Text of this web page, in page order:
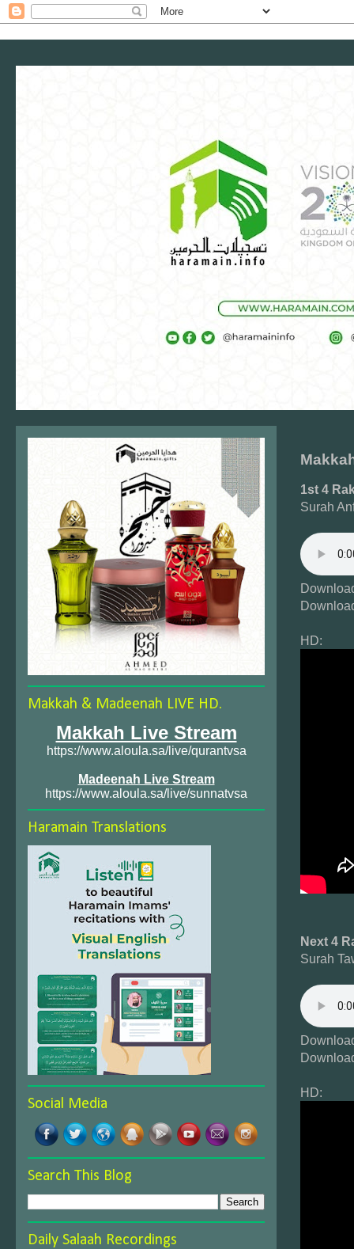
1st 4
Surah
HD:
Next 4
Surah
HD:
Makkah & Madeenah LIVE HD.
Makkah Live Stream
https://www.aloula.sa/live/qurantvsa
Madeenah Live Stream
https://www.aloula.sa/live/sunnatvsa
Haramain Translations
Social Media
Search This Blog
Daily Salaah Recordings